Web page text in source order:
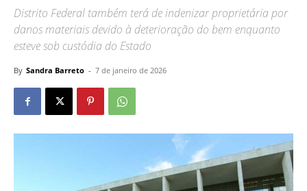
Distrito Federal também terá de indenizar proprietária por
danos materiais devido à deterioração do bem enquanto
esteve sob custódia do Estado
By Sandra Barreto - 7 de janeiro de 2026